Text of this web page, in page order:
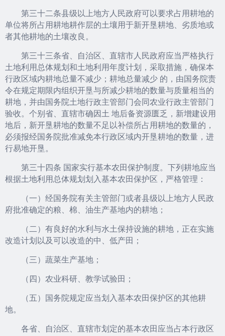
第三十二条县级以上地方人民政府可以要求占用耕地的
单位将所占用耕地耕作层的土壤用于新开垦耕地、劣质地或
者其他耕地的土壤改良。
第三十三条省、自治区、直辖市人民政府应当严格执行
土地利用总体规划和土地利用年度计划，采取措施，确保本
行政区域内耕地总量不减少；耕地总量减少 的，由国务院责
令在规定期限内组织开垦与所减少耕地的数量与质量相当的
耕地，并由国务院土地行政主管部门会同农业行政主管部门
验收。个别省、直辖市确因土 地后备资源匮乏，新增建设用
地后，新开垦耕地的数量不足以补偿所占用耕地的数量的，
必须报经国务院批准减免本行政区域内开垦耕地的数量，进
行易地开垦。
第三十四条 国家实行基本农田保护制度。下列耕地应当
根据土地利用总体规划划入基本农田保护区，严格管理：
（一）经国务院有关主管部门或者县级以上地方人民政
府批准确定的粮、棉、油生产基地内的耕地；
（二）有良好的水利与水土保持设施的耕地，正在实施
改造计划以及可以改造的中、低产田；
（三）蔬菜生产基地；
（四）农业科研、教学试验田；
（五）国务院规定应当划入基本农田保护区的其他耕
地。
各省、自治区、直辖市划定的基本农田应当占本行政区